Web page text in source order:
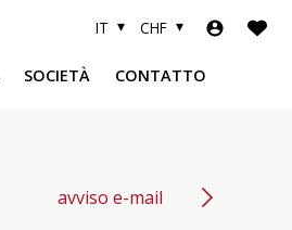
CHF
IT
SOCIETÀ CONTATTO
avviso e-mail